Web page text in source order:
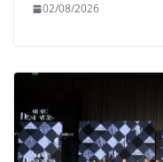
02/08/2026